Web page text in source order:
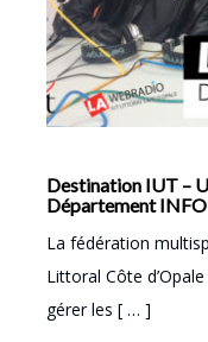
Destination IUT –
Département INFO
La fédération
Littoral Côte
gérer les [ … ]